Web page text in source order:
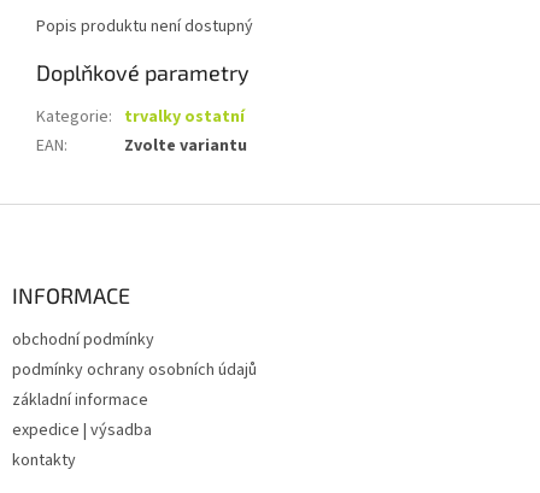
Popis produktu není dostupný
Doplňkové parametry
Kategorie: trvalky ostatní
EAN: Zvolte variantu
INFORMACE
obchodní podmínky
podmínky ochrany osobních údajů
základní informace
expedice | výsadba
kontakty